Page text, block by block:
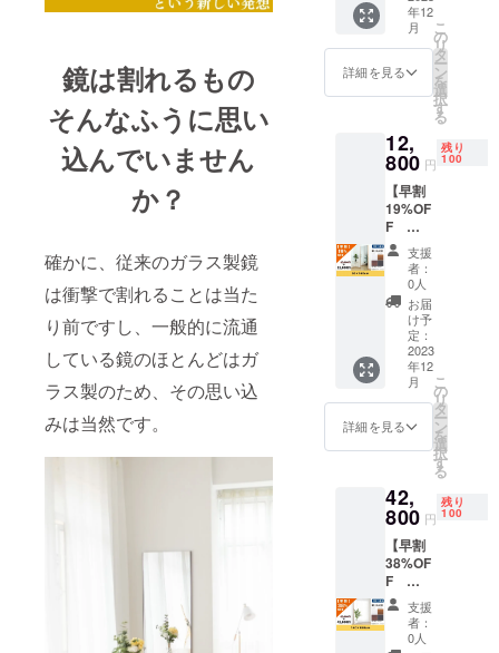
鏡は割れるもの
そんなふうに思い
込んでいません
か？
確かに、従来のガラス製鏡
は衝撃で割れることは当た
り前ですし、一般的に流通
している鏡のほとんどはガ
ラス製のため、その思い込
みは当然です。
量：
2.7kg ※
送料込
みのお
ナチュ
ラル/
ウォー
ルナッ
タンで
４色か
ら選べ
ます。
■サイ
ズ：
140×18
0cm ■
素材：‎
高透過
フィル
ム ■ミ
ラー重
量：
7.7kg ※
送料込
みのお
掛け
式）で
あなた
の生活
をもっ
と快適
せん
か？ 通
常販売
価格
12,800
円より
2,320円
OFFで
す！ ■
カラー
展開 シ
ルバー/
ナチュ
ラル/
ウォー
ルナッ
ト/ブ
※プルボ
４色か
ら選べ
ます。
■サイ
ズ：
35×150
cm ■素
材：‎高
透過
年12
月
詳細を見る
こ
の
リ
タ
ー
ン
を
選
択
す
る
12,
800 円
残り
100
【早割
19%OF
F
50×160
cm】 割
れない
鏡ソフ
トミ
ラー
（立て
掛け
式）で
あなた
の生活
をもっ
と快適
せん
か？ 通
常販売
価格
15,800
円より
3,000円
OFFで
す！ ■
支援
者：
0人
お届
け予
定：
2023
年12
月
詳細を見る
こ
の
リ
タ
ー
ン
を
選
択
す
る
42,
800 円
残り
100
【早割
38%OF
F
140×18
0cm】
割れな
支援
者：
0人